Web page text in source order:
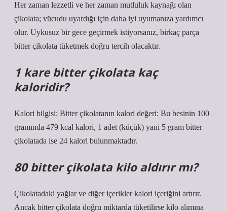
Her zaman lezzetli ve her zaman mutluluk kaynağı olan
çikolata; vücudu uyardığı için daha iyi uyumanıza yardımcı
olur. Uykusuz bir gece geçirmek istiyorsanız, birkaç parça
bitter çikolata tüketmek doğru tercih olacaktır.
1 kare bitter çikolata kaç
kaloridir?
Kalori bilgisi: Bitter çikolatanın kalori değeri: Bu besinin 100
gramında 479 kcal kalori, 1 adet (küçük) yani 5 gram bitter
çikolatada ise 24 kalori bulunmaktadır.
80 bitter çikolata kilo aldırır mı?
Çikolatadaki yağlar ve diğer içerikler kalori içeriğini artırır.
Ancak bitter çikolata doğru miktarda tüketilirse kilo alımına